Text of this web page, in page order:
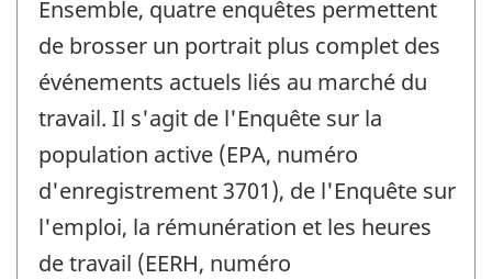
Ensemble, quatre enquêtes permettent
de brosser un portrait plus complet des
événements actuels liés au marché du
travail. Il s'agit de l'Enquête sur la
population active (EPA, numéro
d'enregistrement 3701), de l'Enquête sur
l'emploi, la rémunération et les heures
de travail (EERH, numéro